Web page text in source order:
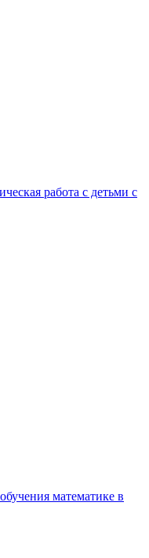
работа с детьми с
математике в